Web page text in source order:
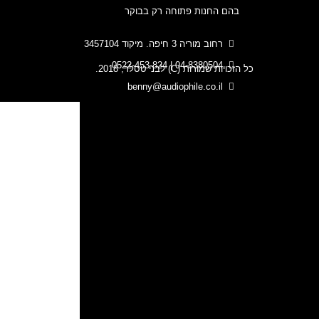
בהם החנות פתוחה רק בבוקר
רחוב מוריה 3 חיפה. מיקוד 3457104
04-8380504 | 0522-453-824
benny@audiophile.co.il
כל הזכויות שמורות (C) לבני טסלר, 2018.